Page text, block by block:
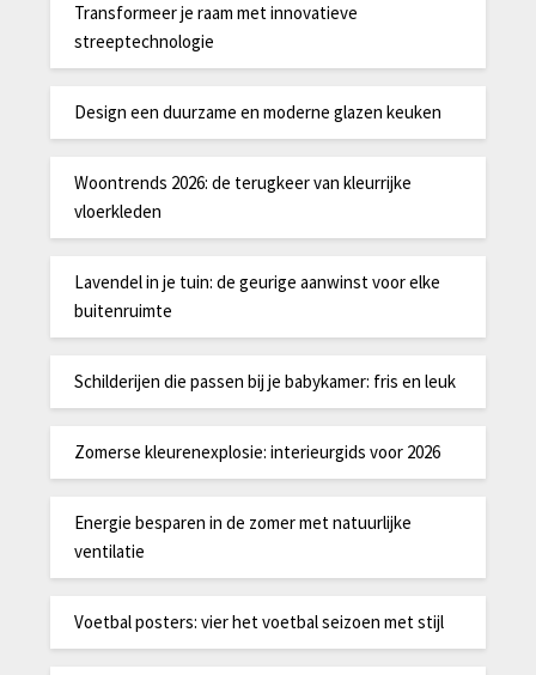
Transformeer je raam met innovatieve
streeptechnologie
Design een duurzame en moderne glazen keuken
Woontrends 2026: de terugkeer van kleurrijke
vloerkleden
Lavendel in je tuin: de geurige aanwinst voor elke
buitenruimte
Schilderijen die passen bij je babykamer: fris en leuk
Zomerse kleurenexplosie: interieurgids voor 2026
Energie besparen in de zomer met natuurlijke
ventilatie
Voetbal posters: vier het voetbal seizoen met stijl